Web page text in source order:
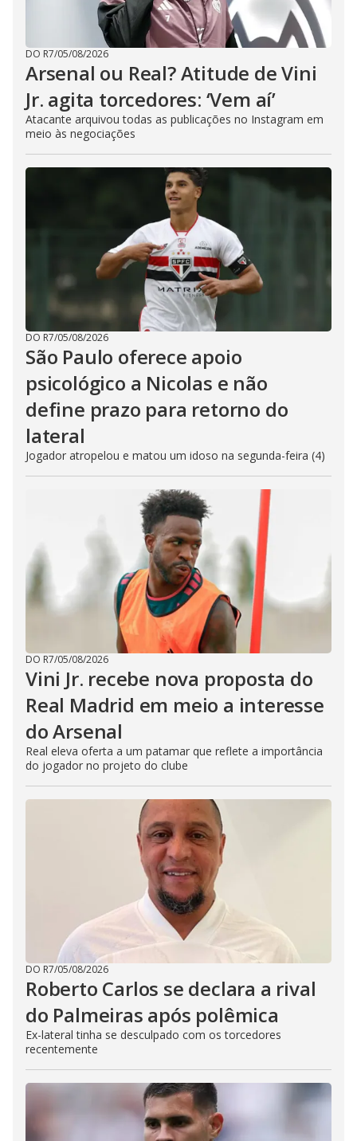
DO R7/05/08/2026
Arsenal ou Real? Atitude de Vini
Jr. agita torcedores: ‘Vem aí’
Atacante arquivou todas as publicações no Instagram em
meio às negociações
DO R7/05/08/2026
São Paulo oferece apoio
psicológico a Nicolas e não
define prazo para retorno do
lateral
Jogador atropelou e matou um idoso na segunda-feira (4)
DO R7/05/08/2026
Vini Jr. recebe nova proposta do
Real Madrid em meio a interesse
do Arsenal
Real eleva oferta a um patamar que reflete a importância
do jogador no projeto do clube
DO R7/05/08/2026
Roberto Carlos se declara a rival
do Palmeiras após polêmica
Ex-lateral tinha se desculpado com os torcedores
recentemente